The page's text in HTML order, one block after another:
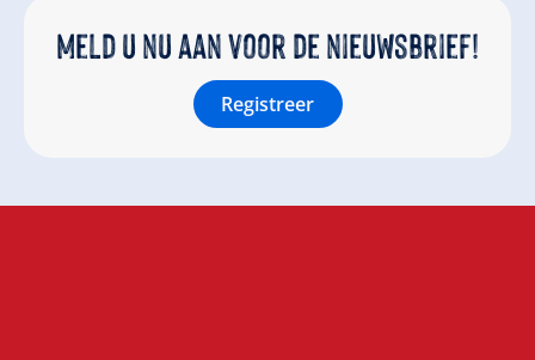
Meld u nu aan voor de nieuwsbrief!
Registreer